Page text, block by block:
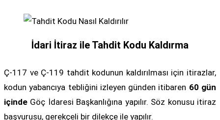
İdari İtiraz ile Tahdit Kodu Kaldırma
Ç-117 ve Ç-119 tahdit kodunun kaldırılması için itirazlar,
kodun yabancıya tebliğini izleyen günden itibaren 60 gün
içinde Göç İdaresi Başkanlığına yapılır. Söz konusu itiraz
başvurusu, gerekçeli bir dilekçe ile yapılır.